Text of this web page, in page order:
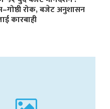
रोक, बजेट अनुशासन
कारबाही